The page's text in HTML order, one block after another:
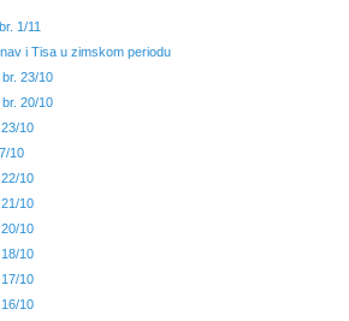
1/11
i Tisa u zimskom periodu
23/10
20/10
10
10
10
10
10
10
10
10